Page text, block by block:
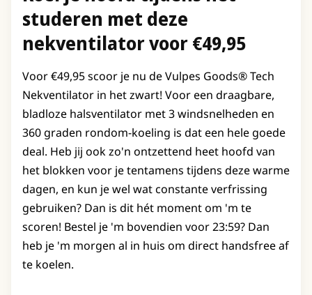
studeren met deze
nekventilator voor €49,95
Voor €49,95 scoor je nu de Vulpes Goods® Tech
Nekventilator in het zwart! Voor een draagbare,
bladloze halsventilator met 3 windsnelheden en
360 graden rondom-koeling is dat een hele goede
deal. Heb jij ook zo'n ontzettend heet hoofd van
het blokken voor je tentamens tijdens deze warme
dagen, en kun je wel wat constante verfrissing
gebruiken? Dan is dit hét moment om 'm te
scoren! Bestel je 'm bovendien voor 23:59? Dan
heb je 'm morgen al in huis om direct handsfree af
te koelen.